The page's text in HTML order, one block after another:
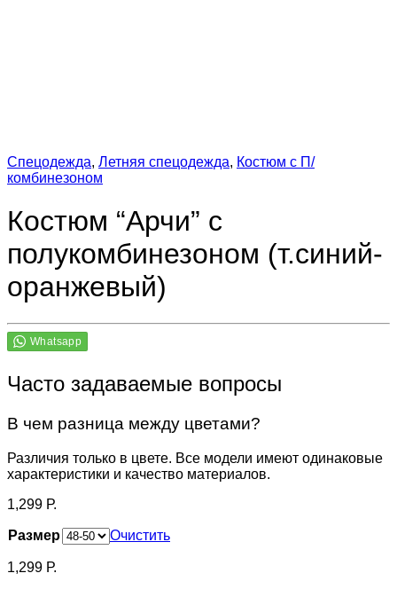
Спецодежда, Летняя спецодежда, Костюм с П/
комбинезоном
Костюм “Арчи” с
полукомбинезоном (т.синий-
оранжевый)
Часто задаваемые вопросы
В чем разница между цветами?
Различия только в цвете. Все модели имеют одинаковые
характеристики и качество материалов.
1,299 Р.
Размер Очистить
1,299 Р.